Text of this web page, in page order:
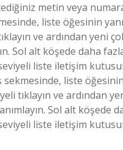
metin veya
liste öğesinin
ve ardından yeni
Sol alt köşede daha
liste iletişim
liste
tıklayın ve ardından
Sol alt köşede
liste iletişim